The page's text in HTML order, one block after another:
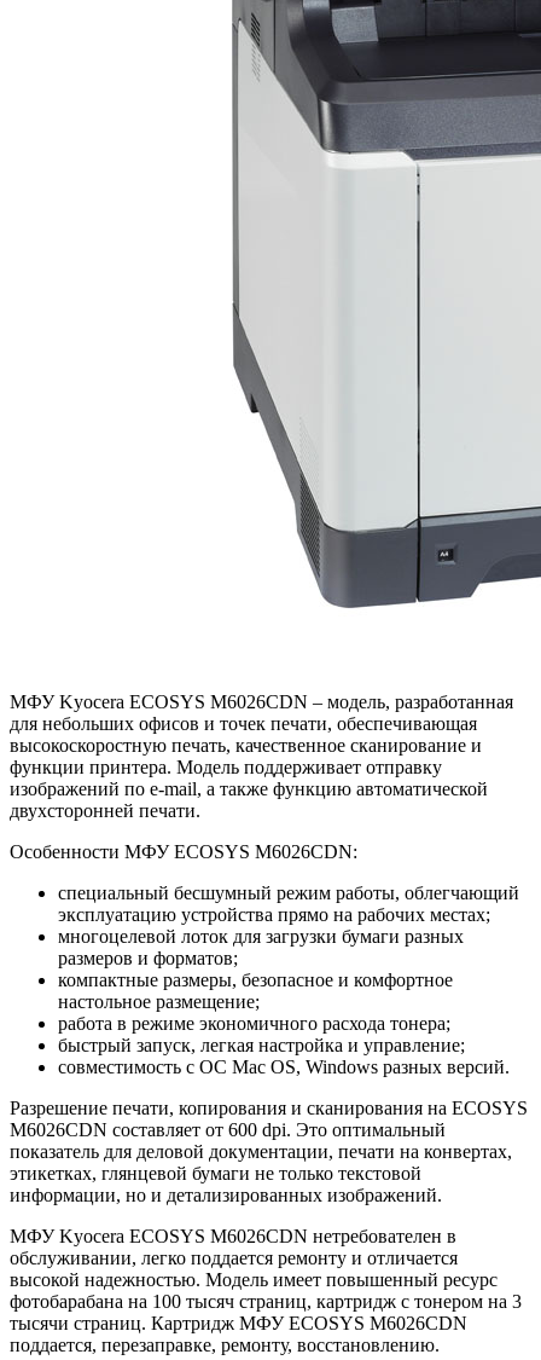
МФУ Kyocera ECOSYS M6026CDN – модель, разработанная
для небольших офисов и точек печати, обеспечивающая
высокоскоростную печать, качественное сканирование и
функции принтера. Модель поддерживает отправку
изображений по e-mail, а также функцию автоматической
двухсторонней печати.
Особенности МФУ ECOSYS M6026CDN:
специальный бесшумный режим работы, облегчающий
эксплуатацию устройства прямо на рабочих местах;
многоцелевой лоток для загрузки бумаги разных
размеров и форматов;
компактные размеры, безопасное и комфортное
настольное размещение;
работа в режиме экономичного расхода тонера;
быстрый запуск, легкая настройка и управление;
совместимость с ОС Mac OS, Windows разных версий.
Разрешение печати, копирования и сканирования на ECOSYS
M6026CDN составляет от 600 dpi. Это оптимальный
показатель для деловой документации, печати на конвертах,
этикетках, глянцевой бумаги не только текстовой
информации, но и детализированных изображений.
МФУ Kyocera ECOSYS M6026CDN нетребователен в
обслуживании, легко поддается ремонту и отличается
высокой надежностью. Модель имеет повышенный ресурс
фотобарабана на 100 тысяч страниц, картридж с тонером на 3
тысячи страниц. Картридж МФУ ECOSYS M6026CDN
поддается, перезаправке, ремонту, восстановлению.